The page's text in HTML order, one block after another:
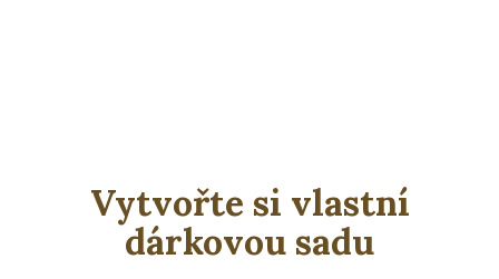
Vytvořte si vlastní
dárkovou sadu